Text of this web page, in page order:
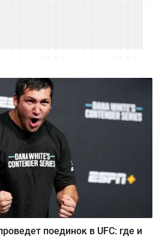
поединок в UFC: где и